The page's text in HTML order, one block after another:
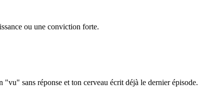
ou une conviction forte.
sans réponse et ton cerveau écrit déjà le dernier épisode.